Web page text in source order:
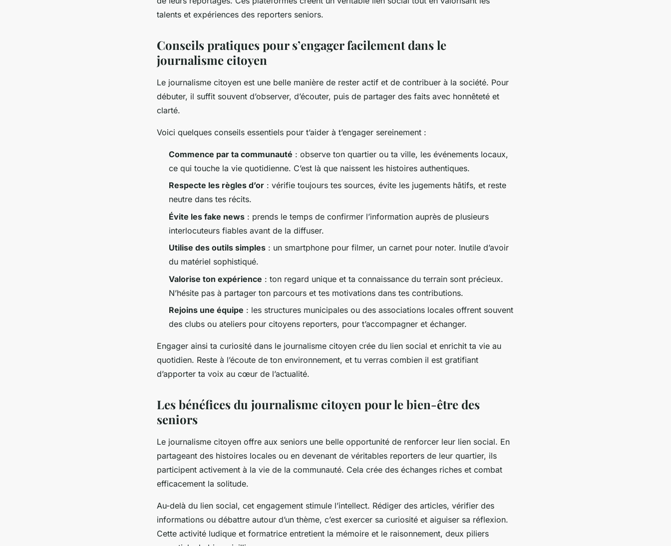
talents et expériences des reporters seniors.
Conseils pratiques pour s’engager facilement dans le
journalisme citoyen
Le journalisme citoyen est une belle manière de rester actif et de contribuer à la société. Pour
débuter, il suffit souvent d’observer, d’écouter, puis de partager des faits avec honnêteté et
clarté.
Voici quelques conseils essentiels pour t’aider à t’engager sereinement :
Commence par ta communauté : observe ton quartier ou ta ville, les événements locaux,
ce qui touche la vie quotidienne. C’est là que naissent les histoires authentiques.
Respecte les règles d’or : vérifie toujours tes sources, évite les jugements hâtifs, et reste
neutre dans tes récits.
Évite les fake news : prends le temps de confirmer l’information auprès de plusieurs
interlocuteurs fiables avant de la diffuser.
Utilise des outils simples : un smartphone pour filmer, un carnet pour noter. Inutile d’avoir
du matériel sophistiqué.
Valorise ton expérience : ton regard unique et ta connaissance du terrain sont précieux.
N’hésite pas à partager ton parcours et tes motivations dans tes contributions.
Rejoins une équipe : les structures municipales ou des associations locales offrent souvent
des clubs ou ateliers pour citoyens reporters, pour t’accompagner et échanger.
Engager ainsi ta curiosité dans le journalisme citoyen crée du lien social et enrichit ta vie au
quotidien. Reste à l’écoute de ton environnement, et tu verras combien il est gratifiant
d’apporter ta voix au cœur de l’actualité.
Les bénéfices du journalisme citoyen pour le bien-être des
seniors
Le journalisme citoyen offre aux seniors une belle opportunité de renforcer leur lien social. En
partageant des histoires locales ou en devenant de véritables reporters de leur quartier, ils
participent activement à la vie de la communauté. Cela crée des échanges riches et combat
efficacement la solitude.
Au-delà du lien social, cet engagement stimule l’intellect. Rédiger des articles, vérifier des
informations ou débattre autour d’un thème, c’est exercer sa curiosité et aiguiser sa réflexion.
Cette activité ludique et formatrice entretient la mémoire et le raisonnement, deux piliers